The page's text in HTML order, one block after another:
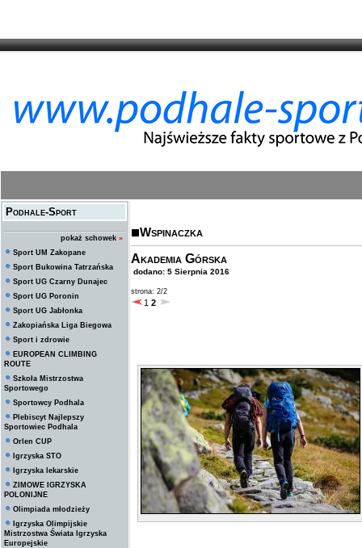
Podhale-Sport
pokaż schowek »
Sport UM Zakopane
Sport Bukowina Tatrzańska
Sport UG Czarny Dunajec
Sport UG Poronin
Sport UG Jabłonka
Zakopiańska Liga Biegowa
Sport i zdrowie
EUROPEAN CLIMBING
ROUTE
Szkoła Mistrzostwa
Sportowego
Sportowcy Podhala
Plebiscyt Najlepszy
Sportowiec Podhala
Orlen CUP
Igrzyska STO
Igrzyska lekarskie
ZIMOWE IGRZYSKA
POLONIJNE
Olimpiada młodzieży
Igrzyska Olimpijskie
Mistrzostwa Świata Igrzyska
Europejskie
Wspinaczka
Akademia Górska
dodano: 5 Sierpnia 2016
strona: 2/2
1 2